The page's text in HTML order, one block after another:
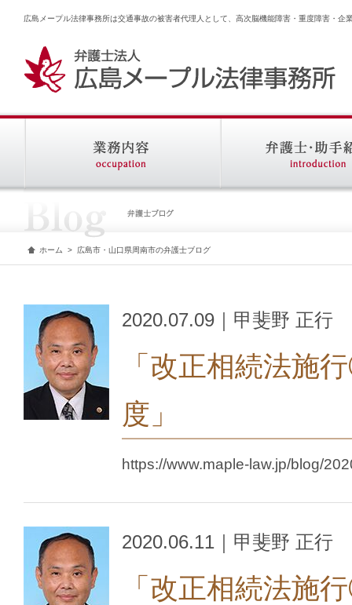
広島メープル法律事務所は交通事故の被害者代理人として、高次脳機能障害・重度障害・企
ホーム > 広島市・山口県周南市の弁護士ブログ
2020.07.09｜甲斐野 正行
「改正相続法
度」
https://www.maple-law.jp/blog/
2020.06.11｜甲斐野 正行
「改正相続法